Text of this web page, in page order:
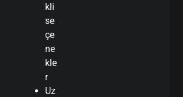
kli
se
çe
ne
kle
r
Uz